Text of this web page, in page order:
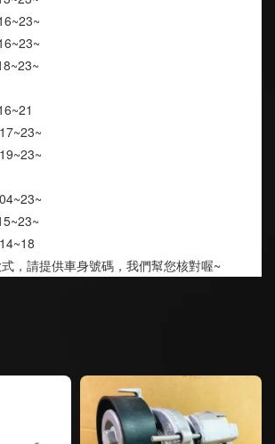
16~21
17~23~
19~23~
04~23~
14~18
，請提供車身號碼，我們幫您核對喔~